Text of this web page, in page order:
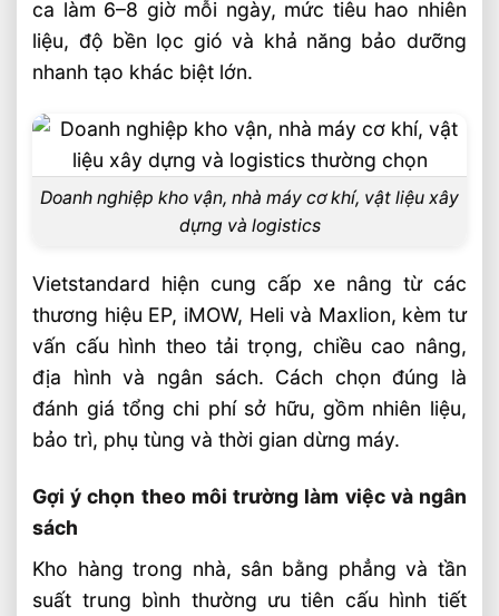
ca làm 6–8 giờ mỗi ngày, mức tiêu hao nhiên
liệu, độ bền lọc gió và khả năng bảo dưỡng
nhanh tạo khác biệt lớn.
Doanh nghiệp kho vận, nhà máy cơ khí, vật liệu xây
dựng và logistics
Vietstandard hiện cung cấp xe nâng từ các
thương hiệu EP, iMOW, Heli và Maxlion, kèm tư
vấn cấu hình theo tải trọng, chiều cao nâng,
địa hình và ngân sách. Cách chọn đúng là
đánh giá tổng chi phí sở hữu, gồm nhiên liệu,
bảo trì, phụ tùng và thời gian dừng máy.
Gợi ý chọn theo môi trường làm việc và ngân
sách
Kho hàng trong nhà, sân bằng phẳng và tần
suất trung bình thường ưu tiên cấu hình tiết